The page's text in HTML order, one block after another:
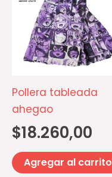
Pollera tableada
ahegao
$18.260,00
Agregar al carrito